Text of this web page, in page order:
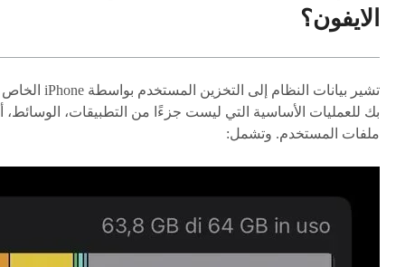
الايفون؟
تشير بيانات النظام إلى التخزين المستخدم بواسطة iPhone الخاص
بك للعمليات الأساسية التي ليست جزءًا من التطبيقات، الوسائط،
ملفات المستخدم. وتشمل: